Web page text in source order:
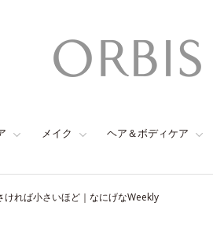
メイク ヘア＆ボディケア
ければ小さいほど｜なにげなWeekly